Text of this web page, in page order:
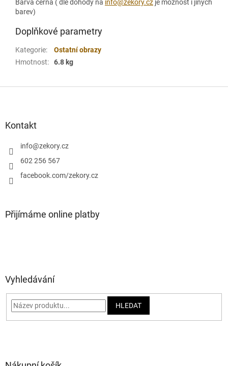
Barva černá ( dle dohody na info@zekory.cz je možnost i jiných
barev)
Doplňkové parametry
Kategorie:
Ostatní obrazy
Hmotnost: 6.8 kg
Kontakt
info@zekory.cz
602 256 567
facebook.com/zekory.cz
Přijímáme online platby
Vyhledávání
HLEDAT